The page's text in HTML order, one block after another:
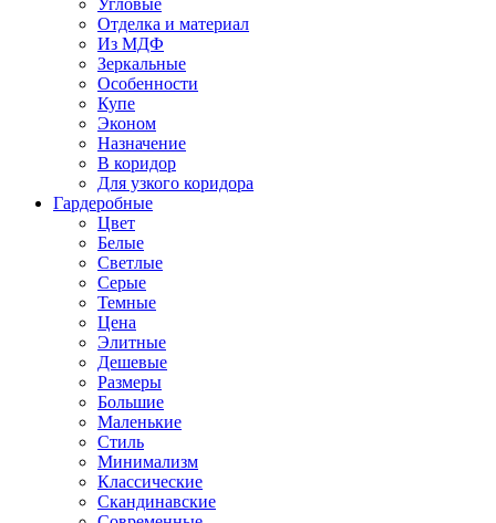
Угловые
Отделка и материал
Из МДФ
Зеркальные
Особенности
Купе
Эконом
Назначение
В коридор
Для узкого коридора
Гардеробные
Цвет
Белые
Светлые
Серые
Темные
Цена
Элитные
Дешевые
Размеры
Большие
Маленькие
Стиль
Минимализм
Классические
Скандинавские